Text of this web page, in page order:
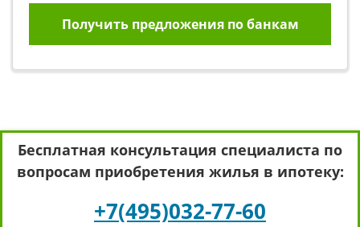
Получить предложения по банкам
Бесплатная консультация специалиста по
вопросам приобретения жилья в ипотеку:
+7(495)032-77-60